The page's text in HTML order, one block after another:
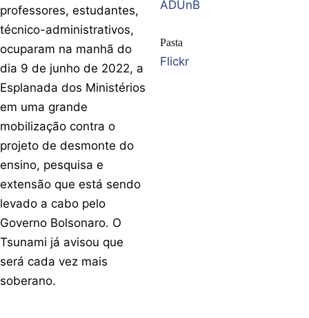
professores, estudantes,
técnico-administrativos,
ocuparam na manhã do
dia 9 de junho de 2022, a
Esplanada dos Ministérios
em uma grande
mobilização contra o
projeto de desmonte do
ensino, pesquisa e
extensão que está sendo
levado a cabo pelo
Governo Bolsonaro. O
Tsunami já avisou que
será cada vez mais
soberano.
ADUnB
Pasta
Flickr